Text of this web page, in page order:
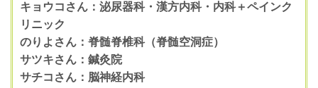
キョウコさん：泌尿器科・漢方内科・内科＋ペインク
リニック
のりよさん：脊髄脊椎科（脊髄空洞症）
サツキさん：鍼灸院
サチコさん：脳神経内科